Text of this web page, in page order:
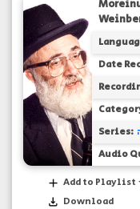
Date
Series:
Audio
Add to Playlist
Download